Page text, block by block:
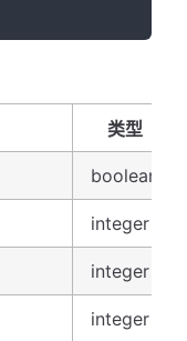
类型
boolean
integer
integer
integer